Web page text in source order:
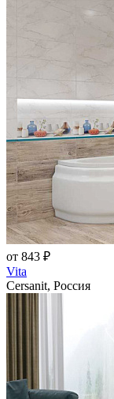
от 843 ₽
Vita
Cersanit, Россия